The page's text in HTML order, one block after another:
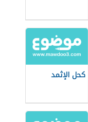
كحل الإثمد